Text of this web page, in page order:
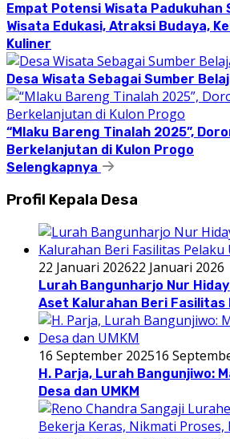
Empat Potensi Wisata Padukuhan
Wisata Edukasi, Atraksi Budaya,
Kuliner
Desa Wisata Sebagai Sumber
“Mlaku Bareng Tinalah 2025”,
Berkelanjutan di Kulon Progo
Selengkapnya
Profil Kepala Desa
22 Januari 202622 Januari 2026
Lurah Bangunharjo Nur
Aset Kalurahan Beri Fasilitas
16 September 202516
H. Parja, Lurah Bangunjiwo:
Desa dan UMKM